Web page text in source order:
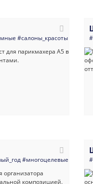
#салоны_красоты
#листовка#рекламный_баннер
#многоцелевые